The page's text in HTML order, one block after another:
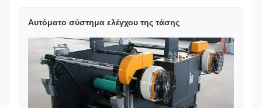
Αυτόματο σύστημα ελέγχου της τάσης